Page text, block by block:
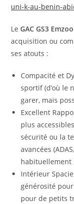
uni-k-au-benin-
LeGAC GS3
acquisition ou
ses atouts :
Compacité et
sportif (d’où le
garer, mais
Excellent
plus
sécurité ou la
avancées
habituellement
Intérieur
générosité
pour de petits